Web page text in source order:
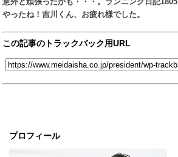
プロフィール
やったね！吉川くん、お疲れ様でした。
この記事のトラックバック用URL